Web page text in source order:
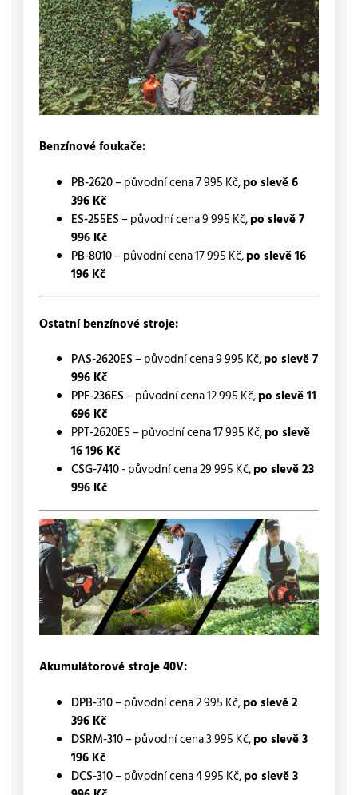
Benzínové foukače:
PB-2620– původní cena 7 995 Kč,po slevě 6
396 Kč
ES-255ES– původní cena 9 995 Kč,po slevě 7
996 Kč
PB-8010– původní cena 17 995 Kč,po slevě 16
196 Kč
Ostatní benzínové stroje:
PAS-2620ES– původní cena 9 995 Kč,po slevě 7
996 Kč
PPF-236ES– původní cena 12 995 Kč,po slevě 11
696 Kč
PPT-2620ES – původní cena 17 995 Kč,po slevě
16 196 Kč
CSG-7410- původní cena 29 995 Kč,po slevě 23
996 Kč
Akumulátorové stroje 40V:
DPB-310– původní cena 2 995 Kč,po slevě 2
396 Kč
DSRM-310– původní cena 3 995 Kč,po slevě 3
196 Kč
DCS-310– původní cena 4 995 Kč,po slevě 3